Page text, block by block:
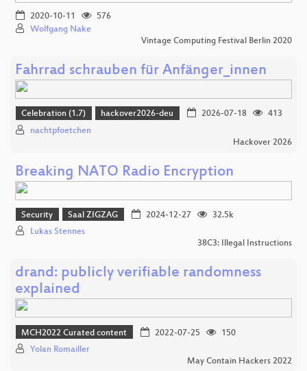
2020-10-11
576
Wolfgang Nake
Vintage Computing Festival Berlin 2020
Fahrrad schrauben für Anfänger_innen
Celebration (1.7) hackover2026-deu 2026-07-18
413
nachtpfoetchen
Hackover 2026
Breaking NATO Radio Encryption
Security Saal ZIGZAG 2024-12-27
32.5k
Lukas Stennes
38C3: Illegal Instructions
drand: publicly verifiable randomness
explained
MCH2022 Curated content 2022-07-25
150
Yolan Romailler
May Contain Hackers 2022